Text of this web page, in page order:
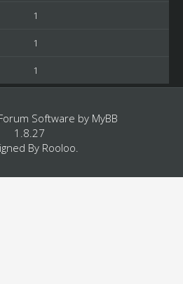
1
1
1
Software by MyBB
1.8.27
By Rooloo.